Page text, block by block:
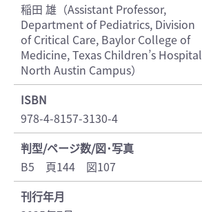
稲田 雄（Assistant Professor,
Department of Pediatrics, Division
of Critical Care, Baylor College of
Medicine, Texas Children’s Hospital
North Austin Campus）
ISBN
978-4-8157-3130-4
判型/ページ数/図･写真
B5 頁144 図107
刊行年月